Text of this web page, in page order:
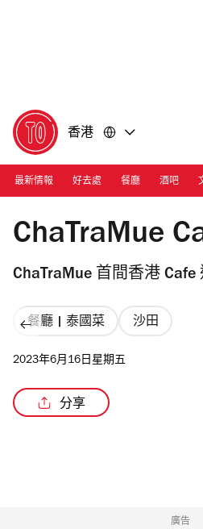
香港
最新情報 好去處 餐廳 酒吧
Photograph: Courtesy ChaTraMue
ChaTraMue
ChaTraMue 首間香港 Cafe
餐廳 | 泰國菜 沙田
2023年6月16日星期五
分享
廣告